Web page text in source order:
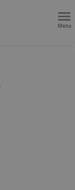
Menu